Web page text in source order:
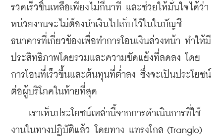
รวดเร็วขึ้นเหลือเพียงไม่กี่นาที และช่วยให้มั่นใจได้ว่า
หน่วยงานจะไม่ต้องนำเงินไปเก็บไว้ในในบัญชี
ธนาคารที่เกี่ยวข้องเพื่อทำการโอนเงินล่วงหน้า ทำให้มี
ประสิทธิภาพโดยรวมและความขัดแย้งที่ลดลง โดย
การโอนที่เร็วขึ้นและต้นทุนที่ต่ำลง ซึ่งจะเป็นประโยชน์
ต่อผู้บริโภคในท้ายที่สุด
เราเห็นประโยชน์เหล่านี้จากการดำเนินการที่ใช้
งานในทางปฏิบัติแล้ว โดยทาง แทรงโกล (Tranglo)